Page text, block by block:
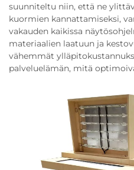
suunniteltu niin, että ne
kuormien kannattamiseksi,
vakauden kaikissa
materiaalien laatuun ja
vähemmät
palveluelämän, mitä